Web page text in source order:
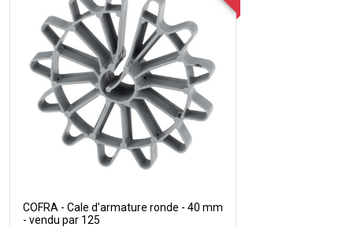
COFRA - Cale d'armature ronde - 40 mm
- vendu par 125